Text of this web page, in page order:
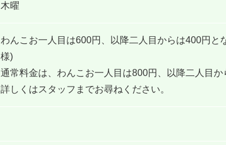
木曜
わんこお一人目は600円、以降二人目からは400円と
様)
通常料金は、わんこお一人目は800円、以降二人目か
詳しくはスタッフまでお尋ねください。